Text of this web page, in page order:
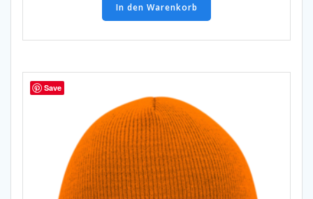
In den Warenkorb
Save